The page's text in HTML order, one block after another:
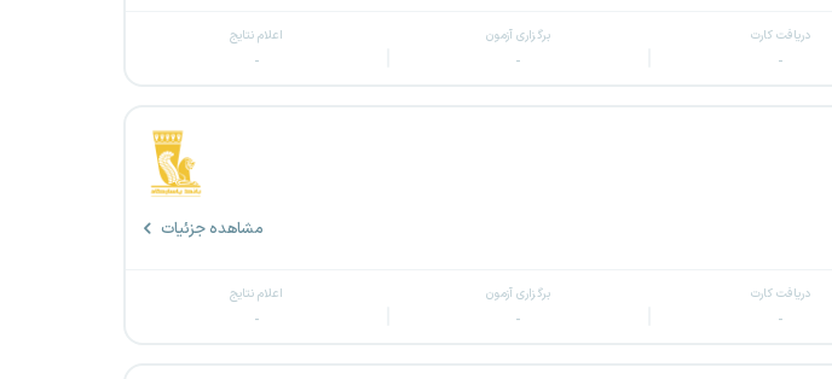
دریافت کارت
-
برگزاری آزمون
-
اعلام نتایج
-
مشاهده جزئیات
دریافت کارت
-
برگزاری آزمون
-
اعلام نتایج
-